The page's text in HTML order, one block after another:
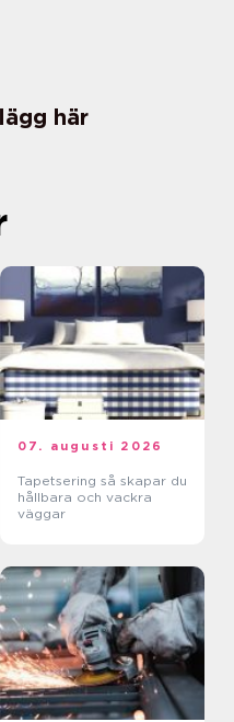
här
07. augusti 2026
Tapetsering så skapar du
hållbara och vackra
väggar